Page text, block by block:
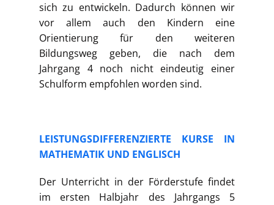
sich zu entwickeln. Dadurch können wir
vor allem auch den Kindern eine
Orientierung für den weiteren
Bildungsweg geben, die nach dem
Jahrgang 4 noch nicht eindeutig einer
Schulform empfohlen worden sind.
LEISTUNGSDIFFERENZIERTE KURSE IN
MATHEMATIK UND ENGLISCH
Der Unterricht in der Förderstufe findet
im ersten Halbjahr des Jahrgangs 5